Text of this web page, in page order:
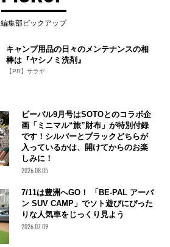
編集部ピックアップ
キャンプ用品の日々のメンテナンスの相
棒は『ヤシノミ洗剤』
【PR】サラヤ
ビーパル9月号はSOTOとのコラボ企
画「ミニマル“旅”財布」が特別付録
です！シルバーとブラックどちらが
入っているかは、開けてからのお楽
しみに！
2026.08.05
7/11は豊洲へGO！ 「BE-PAL アーバ
ン SUV CAMP」でソト遊びにぴった
りな人気車をじっくり見よう
2026.07.09